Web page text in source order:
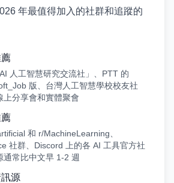
年最值得加入的社群和追蹤的
人工智慧研究交流社」、PTT 的
版、台灣人工智慧學校校友社
上分享會和實體聚會
和 r/MachineLearning、
社群、Discord 上的各 AI 工具官方社
通常比中文早 1-2 週
源